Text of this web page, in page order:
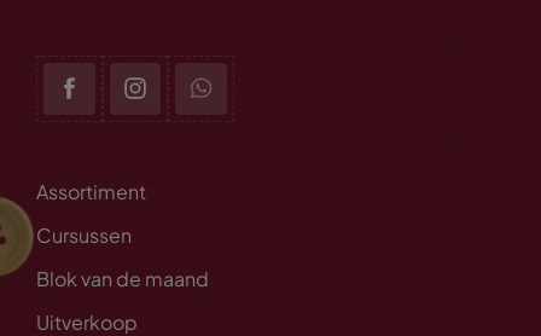
Assortiment
Cursussen
Blok van de maand
Uitverkoop